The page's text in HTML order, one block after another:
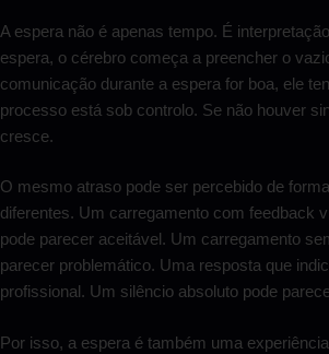
A espera não é apenas tempo. É
espera, o cérebro começa a preencher o
comunicação durante a espera for boa, ele
processo está sob controlo. Se não houver
cresce.
O mesmo atraso pode ser percebido de
diferentes. Um carregamento com feedback
pode parecer aceitável. Um carregamento
parecer problemático. Uma resposta que
profissional. Um silêncio absoluto pode
Por isso, a espera é também uma